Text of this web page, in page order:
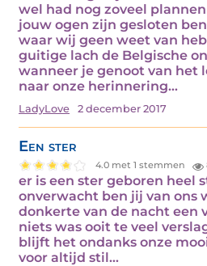
wel had nog zoveel
jouw ogen zijn gesloten
waar wij geen weet van
guitige lach de Belgische
wanneer je genoot van het
naar onze herinnering…
LadyLove 2 december 2017
Een ster
4.0 met 1 stemmen
er is een ster geboren heel
onverwacht ben jij van ons
donkerte van de nacht een
niets was ooit te veel
blijft het ondanks onze
voor altijd stil…